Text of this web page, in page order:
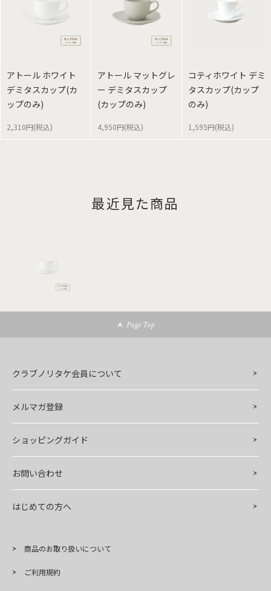
アトール ホワイト
デミタスカップ(カ
ップのみ)
2,310円(税込)
アトール マットグレ
ー デミタスカップ
(カップのみ)
4,950円(税込)
コティホワイト デミ
タスカップ(カップ
のみ)
1,595円(税込)
最近見た商品
Page Top
クラブノリタケ会員について
メルマガ登録
ショッピングガイド
お問い合わせ
はじめての方へ
商品のお取り扱いについて
ご利用規約